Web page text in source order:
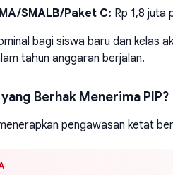
SMALB/Paket C: Rp 1,8 juta
bagi siswa baru dan kelas
tahun anggaran berjalan.
Berhak Menerima PIP?
pengawasan ketat